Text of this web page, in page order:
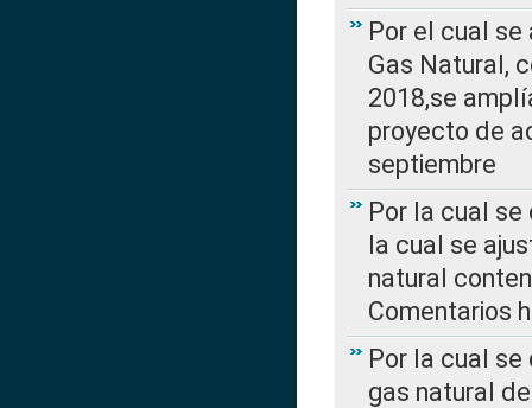
Por el cual
Gas Natural,
2018,se
proyecto de
septiembre
Por la cual se
la cual se
natural
Comentarios
Por la cual
gas natural